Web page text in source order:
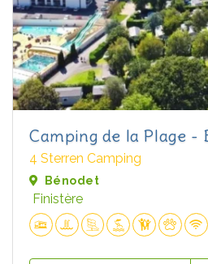
Camping de la Plage -
4 Sterren Camping
Bénodet
Finistère